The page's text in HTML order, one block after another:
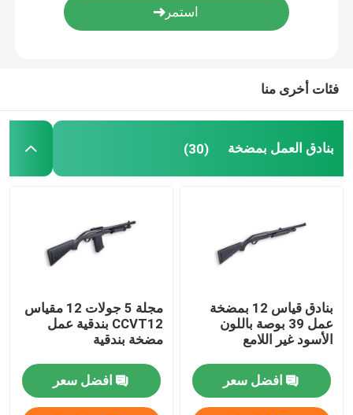
ذخيرة البندقية
البصريات بندقية
فئات أخرى منا
بنادق العمل بمضخة (30)
بنادق قياس 12 بمضخة
عمل 39 بوصة باللون
الأسود غير اللامع
افضل سعر
مجلة 5 جولات 12 مقياس
CCVT12 بندقية عمل
مضخة بندقية
افضل سعر